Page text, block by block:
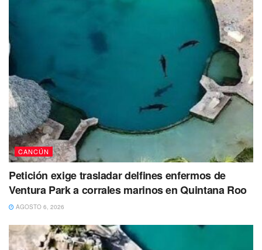
E-CUN y en muchas más herramientas. Esto sin duda,
coloca a Benito Juárez como municipio líder en Gobierno
Digital en Quintana Roo”, resaltó la Presidente Municipal
Mara Lezama.
Comunicador perdió la batalla contra el
coronavirus
https://t.co/VduI9aRtNV
— playaaldia (@playaaldia)August 12, 2020
aprobación de la adición de artículos al Bando de
Gobierno y Policía del Municipio de Benito Juárez y a la
incorporación de fracciones al Reglamento Interior de la
Oficina de la Presidencia Municipal, durante la
Cuadragésima Sexta Sesión Ordinaria de Cabildo.
CANCÚN
Petición exige trasladar delfines enfermos de
Ventura Park a corrales marinos en Quintana Roo
AGOSTO 6, 2026